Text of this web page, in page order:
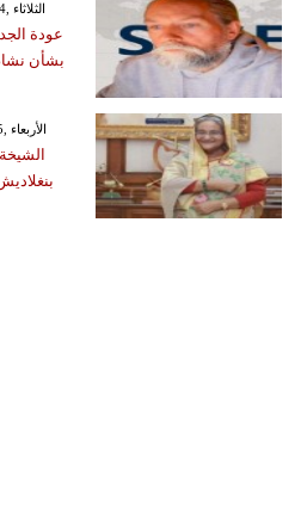
GMT 04:40 2026 الثلاثاء ,04 آب / أغسطس
عودة
بشأن
GMT 18:04 2026 الأربعاء ,05 آب / أغسطس